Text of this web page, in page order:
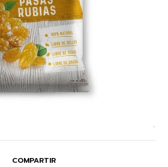
COMPARTIR